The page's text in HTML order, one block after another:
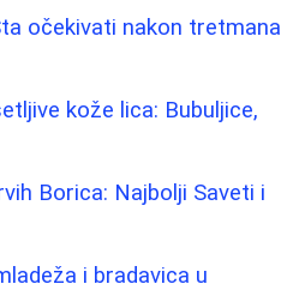
očekivati nakon tretmana
kože lica: Bubuljice,
Borica: Najbolji Saveti i
i bradavica u